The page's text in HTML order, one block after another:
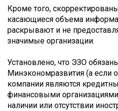
Кроме того,
касающиеся объема
раскрывают и не
значимые организации.
Установлено, что ЭЗО
Минэкономразвития (а если
компании являются
финансовыми
наличии или отсутствии